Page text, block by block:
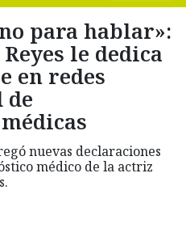
para hablar»:
le dedica
en redes
de
nuevas declaraciones
médico de la actriz